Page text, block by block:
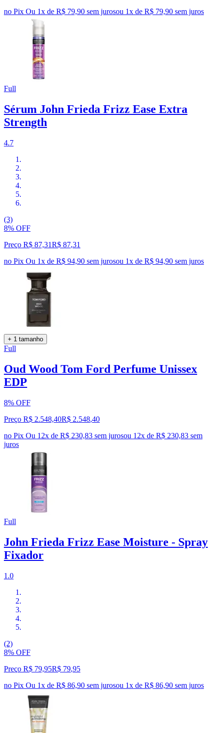
no Pix Ou 1x de R$ 79,90 sem jurosou 1x de R$ 79,90 sem juros
Full
Sérum John Frieda Frizz Ease Extra
Strength
4.7
(3)
8% OFF
Preço R$ 87,31R$ 87,31
no Pix Ou 1x de R$ 94,90 sem jurosou 1x de R$ 94,90 sem juros
+ 1 tamanho
Full
Oud Wood Tom Ford Perfume Unissex
EDP
8% OFF
Preço R$ 2.548,40R$ 2.548,40
no Pix Ou 12x de R$ 230,83 sem jurosou 12x de R$ 230,83 sem
juros
Full
John Frieda Frizz Ease Moisture - Spray
Fixador
1.0
(2)
8% OFF
Preço R$ 79,95R$ 79,95
no Pix Ou 1x de R$ 86,90 sem jurosou 1x de R$ 86,90 sem juros